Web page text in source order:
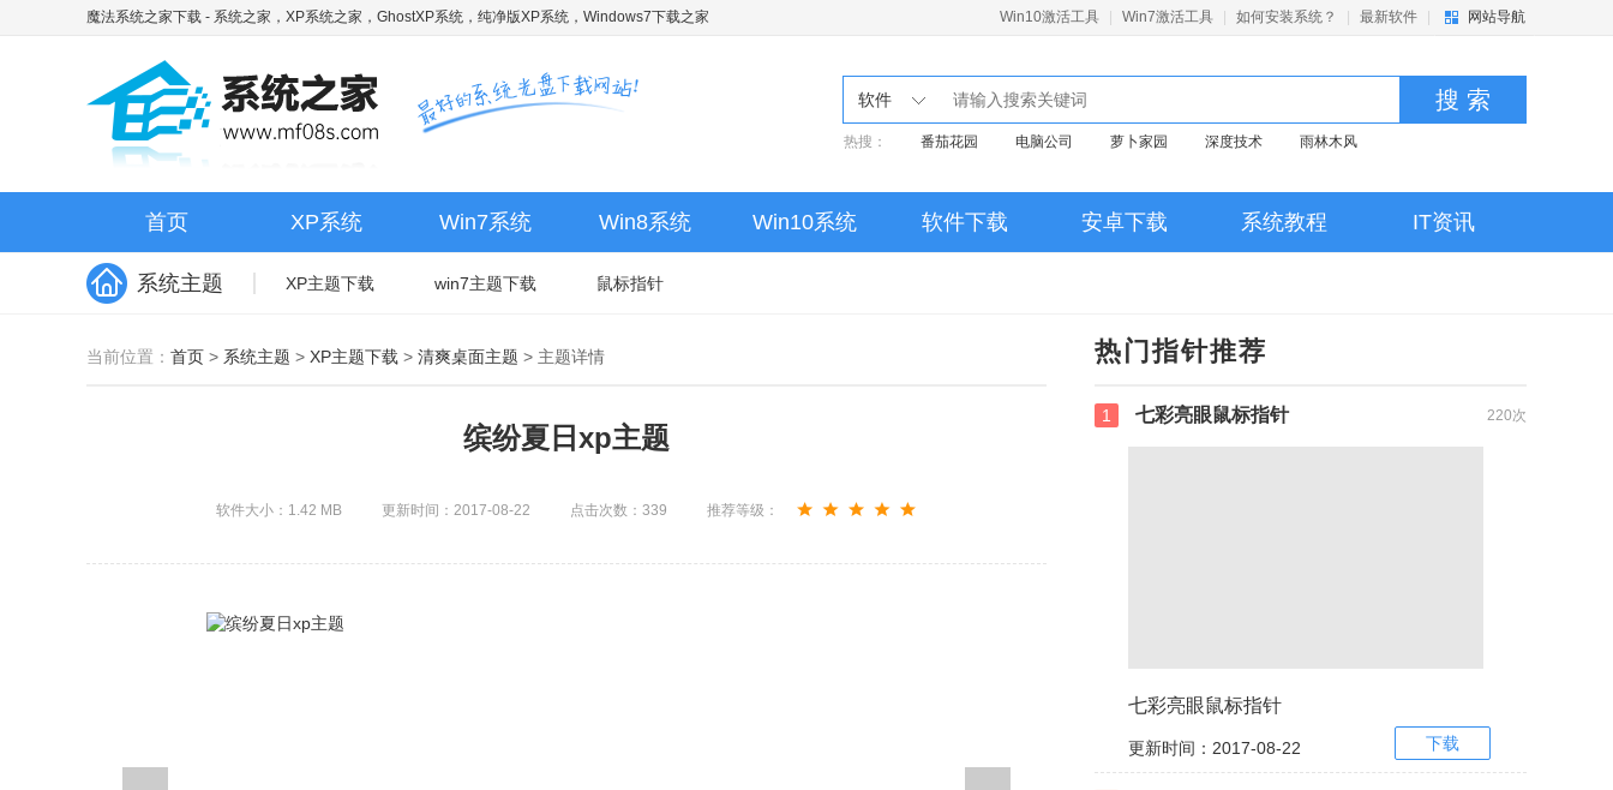
魔法系统之家下载 - 系统之家，XP系统之家，GhostXP系统，纯净版XP系统，Windows7下载之家 Win10激活工具 Win7激活工具 如何安装系统？ 最新软件 网站导航
软件 搜 索
热搜： 番茄花园 电脑公司 萝卜家园 深度技术 雨林木风
首页 XP系统 Win7系统 Win8系统 Win10系统 软件下载 安卓下载 系统教程 IT资讯
系统主题 XP主题下载 win7主题下载 鼠标指针
当前位置： 首页 > 系统主题 > XP主题下载 > 清爽桌面主题 > 主题详情
缤纷夏日xp主题
软件大小：1.42 MB 更新时间：2017-08-22 点击次数： 339 推荐等级：
热门指针推荐
220次
1 七彩亮眼鼠标指针
七彩亮眼鼠标指针
更新时间：2017-08-22 下载